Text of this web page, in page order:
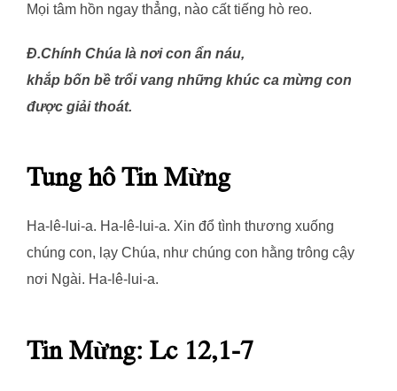
Mọi tâm hồn ngay thẳng, nào cất tiếng hò reo.
Đ.Chính Chúa là nơi con ẩn náu,
khắp bốn bề trổi vang những khúc ca mừng con
được giải thoát.
Tung hô Tin Mừng
Ha-lê-lui-a. Ha-lê-lui-a. Xin đổ tình thương xuống
chúng con, lạy Chúa, như chúng con hằng trông cậy
nơi Ngài. Ha-lê-lui-a.
Tin Mừng: Lc 12,1-7